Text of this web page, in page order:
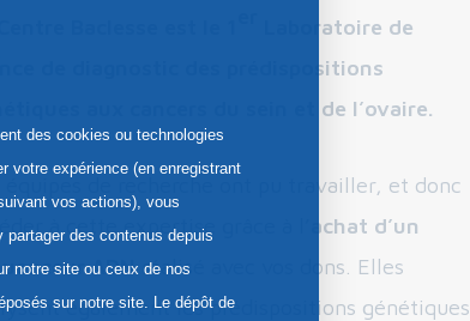
Laboratoire de
de diagnostic des prédispositions
aux cancers du sein et de l’ovaire.
équipes de recherche ont pu travailler, et donc
à cette expertise grâce à l’
achat d’un
ADNréalisé avec vos dons. Elles
également les prédispositions génétiques
des cookies ou technologies
votre expérience (en enregistrant
vos actions), vous
des contenus depuis
notre site ou ceux de nos
sur notre site. Le dépôt de